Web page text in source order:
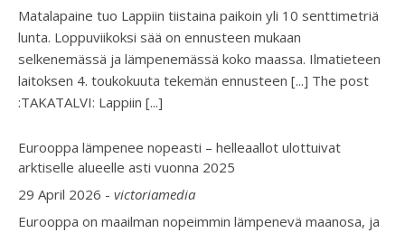
Matalapaine tuo Lappiin tiistaina paikoin yli 10 senttimetriä
lunta. Loppuviikoksi sää on ennusteen mukaan
selkenemässä ja lämpenemässä koko maassa. Ilmatieteen
laitoksen 4. toukokuuta tekemän ennusteen [...] The post
:TAKATALVI: Lappiin [...]
Eurooppa lämpenee nopeasti – helleaallot ulottuivat
arktiselle alueelle asti vuonna 2025
29 April 2026 - victoriamedia
Eurooppa on maailman nopeimmin lämpenevä maanosa, ja